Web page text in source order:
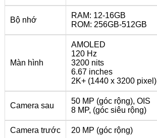
Bộ nhớ
RAM: 12-16GB
ROM: 256GB-512GB
Màn hình
AMOLED
120 Hz
3200 nits
6.67 inches
2K+ (1440 x 3200 pixel)
Camera sau
50 MP (góc rộng), OIS
8 MP, (góc siêu rộng)
Camera trước 20 MP (góc rộng)